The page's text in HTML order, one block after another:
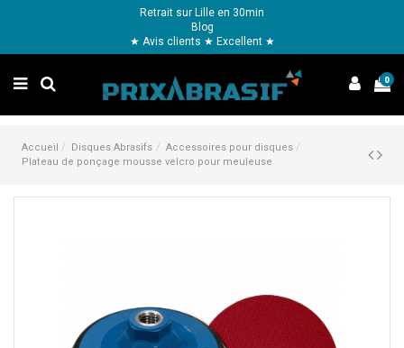
Retrait sur Lille en 30min
Blog
★ Avis clients ★ Excellent ★
0
Accueil Disques Abrasifs
Accessoires pour disques
Plateau de ponçage mousse velcro pour meuleuse